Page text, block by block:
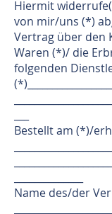
Hiermit
von mir/uns (*)
Vertrag über den
Waren (*)/ die
folgenden
Bestellt am (*)/
Name des/der